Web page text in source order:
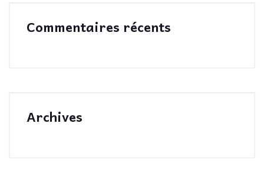
Commentaires récents
Archives